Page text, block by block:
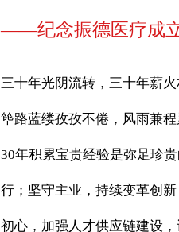
——纪念振德医疗成
三十年光阴流转，三十年薪
筚路蓝缕孜孜不倦，风雨兼
30年积累宝贵经验是弥足珍
行；坚守主业，持续变革创
初心，加强人才供应链建设